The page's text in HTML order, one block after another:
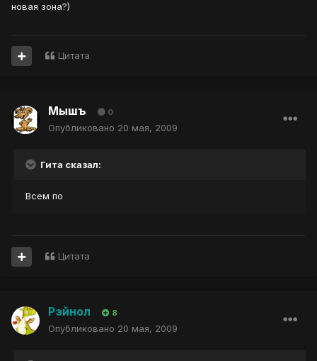
новая зона?)
Цитата
Мышъ 0
Опубликовано 20 мая, 2009
Гита сказал:
Всем по
Цитата
Рэйнол 8
Опубликовано 20 мая, 2009